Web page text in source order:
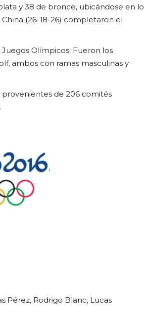
y 38 de bronce, ubicándose en lo
(26-18-26) completaron el
Olímpicos. Fueron los
ambos con ramas masculinas y
provenientes de 206 comités
Pérez, Rodrigo Blanc, Lucas